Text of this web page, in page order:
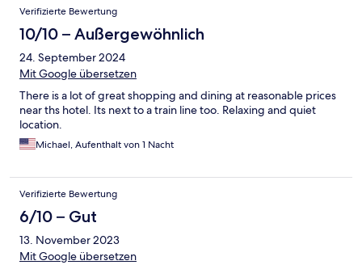
Verifizierte Bewertung
10/10 – Außergewöhnlich
24. September 2024
Mit Google übersetzen
There is a lot of great shopping and dining at reasonable prices
near ths hotel. Its next to a train line too. Relaxing and quiet
location.
Michael, Aufenthalt von 1 Nacht
Verifizierte Bewertung
6/10 – Gut
13. November 2023
Mit Google übersetzen